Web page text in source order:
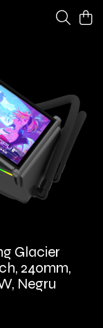
Glacier
240mm,
Negru